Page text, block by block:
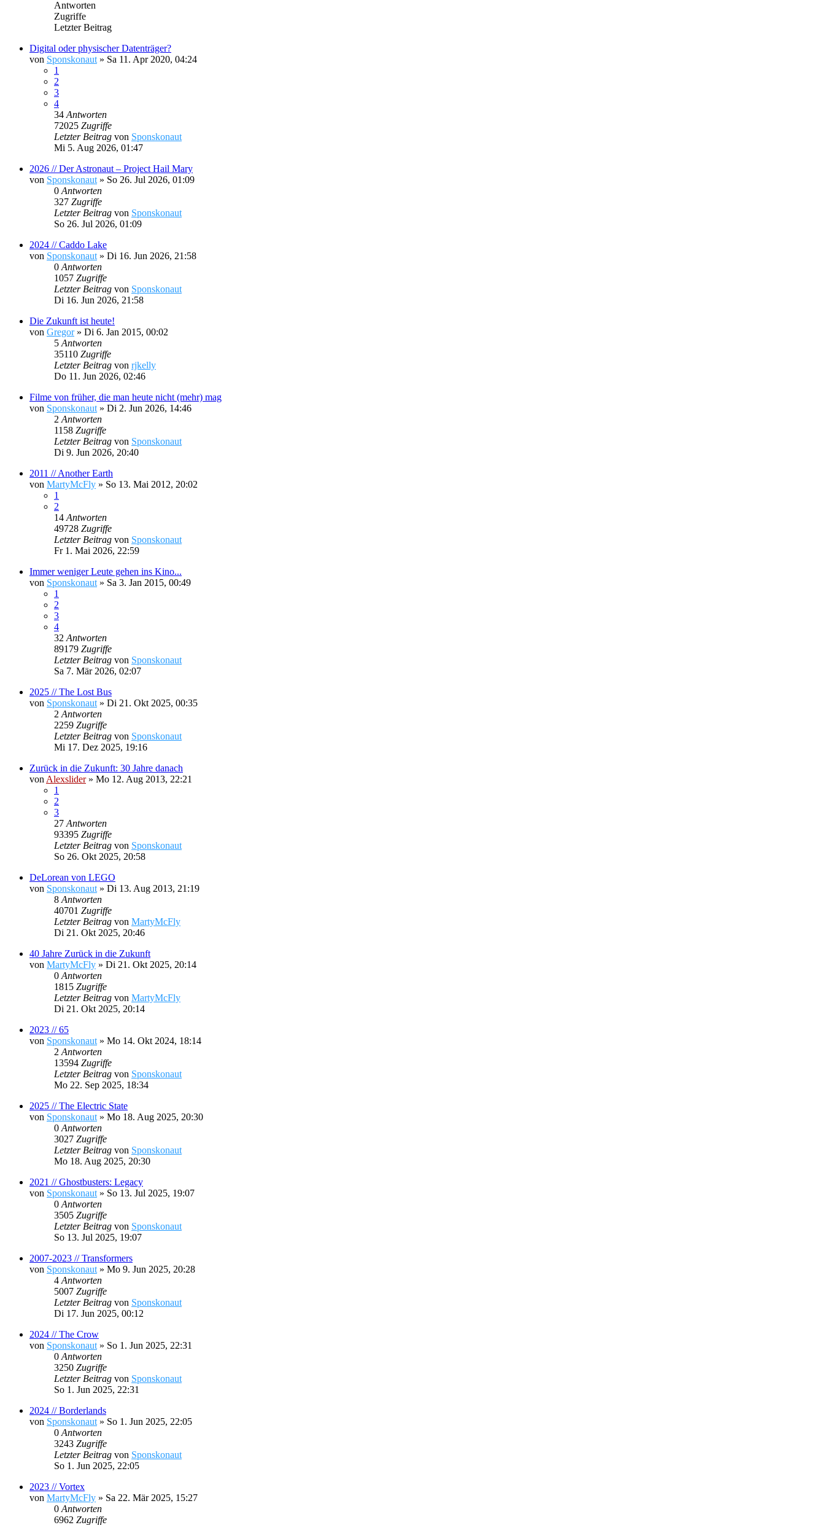
Antworten
Zugriffe
Letzter Beitrag
Digital oder physischer Datenträger?
von Sponskonaut » Sa 11. Apr 2020, 04:24
1
2
3
4
34 Antworten
72025 Zugriffe
Letzter Beitrag von Sponskonaut
Mi 5. Aug 2026, 01:47
2026 // Der Astronaut – Project Hail Mary
von Sponskonaut » So 26. Jul 2026, 01:09
0 Antworten
327 Zugriffe
Letzter Beitrag von Sponskonaut
So 26. Jul 2026, 01:09
2024 // Caddo Lake
von Sponskonaut » Di 16. Jun 2026, 21:58
0 Antworten
1057 Zugriffe
Letzter Beitrag von Sponskonaut
Di 16. Jun 2026, 21:58
Die Zukunft ist heute!
von Gregor» Di 6. Jan 2015, 00:02
5 Antworten
35110 Zugriffe
Letzter Beitrag von rjkelly
Do 11. Jun 2026, 02:46
Filme von früher, die man heute nicht (mehr) mag
von Sponskonaut » Di 2. Jun 2026, 14:46
2 Antworten
1158 Zugriffe
Letzter Beitrag von Sponskonaut
Di 9. Jun 2026, 20:40
2011 // Another Earth
von MartyMcFly » So 13. Mai 2012, 20:02
1
2
14 Antworten
49728 Zugriffe
Letzter Beitrag von Sponskonaut
Fr 1. Mai 2026, 22:59
Immer weniger Leute gehen ins Kino...
von Sponskonaut » Sa 3. Jan 2015, 00:49
1
2
3
4
32 Antworten
89179 Zugriffe
Letzter Beitrag von Sponskonaut
Sa 7. Mär 2026, 02:07
2025 // The Lost Bus
von Sponskonaut » Di 21. Okt 2025, 00:35
2 Antworten
2259 Zugriffe
Letzter Beitrag von Sponskonaut
Mi 17. Dez 2025, 19:16
Zurück in die Zukunft: 30 Jahre danach
von Alexslider» Mo 12. Aug 2013, 22:21
1
2
3
27 Antworten
93395 Zugriffe
Letzter Beitrag von Sponskonaut
So 26. Okt 2025, 20:58
DeLorean von LEGO
von Sponskonaut » Di 13. Aug 2013, 21:19
8 Antworten
40701 Zugriffe
Letzter Beitrag von MartyMcFly
Di 21. Okt 2025, 20:46
40 Jahre Zurück in die Zukunft
von MartyMcFly » Di 21. Okt 2025, 20:14
0 Antworten
1815 Zugriffe
Letzter Beitrag von MartyMcFly
Di 21. Okt 2025, 20:14
2023 // 65
von Sponskonaut » Mo 14. Okt 2024, 18:14
2 Antworten
13594 Zugriffe
Letzter Beitrag von Sponskonaut
Mo 22. Sep 2025, 18:34
2025 // The Electric State
von Sponskonaut » Mo 18. Aug 2025, 20:30
0 Antworten
3027 Zugriffe
Letzter Beitrag von Sponskonaut
Mo 18. Aug 2025, 20:30
2021 // Ghostbusters: Legacy
von Sponskonaut » So 13. Jul 2025, 19:07
0 Antworten
3505 Zugriffe
Letzter Beitrag von Sponskonaut
So 13. Jul 2025, 19:07
2007-2023 // Transformers
von Sponskonaut » Mo 9. Jun 2025, 20:28
4 Antworten
5007 Zugriffe
Letzter Beitrag von Sponskonaut
Di 17. Jun 2025, 00:12
2024 // The Crow
von Sponskonaut » So 1. Jun 2025, 22:31
0 Antworten
3250 Zugriffe
Letzter Beitrag von Sponskonaut
So 1. Jun 2025, 22:31
2024 // Borderlands
von Sponskonaut » So 1. Jun 2025, 22:05
0 Antworten
3243 Zugriffe
Letzter Beitrag von Sponskonaut
So 1. Jun 2025, 22:05
2023 // Vortex
von MartyMcFly » Sa 22. Mär 2025, 15:27
0 Antworten
6962 Zugriffe